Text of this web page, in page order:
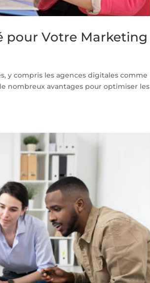
pour Votre Marketing
y compris les agences digitales comme
nombreux avantages pour optimiser les